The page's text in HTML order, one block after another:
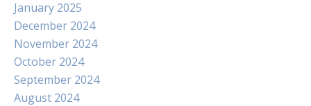
January 2025
December 2024
November 2024
October 2024
September 2024
August 2024